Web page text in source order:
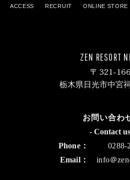
ACCESS RECRUIT ONLINE STORE
ZEN RESORT
321-
栃木県日光市中宮
お問い合わ
Phone
0288-
Email
info＠